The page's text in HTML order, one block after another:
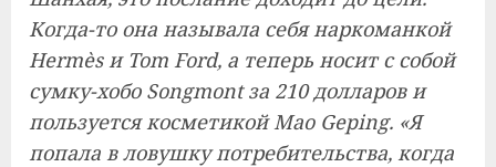
Когда-то она называла себя наркоманкой
Hermès и Tom Ford, а теперь носит с собой
сумку-хобо Songmont за 210 долларов и
пользуется косметикой Mao Geping. «Я
попала в ловушку потребительства, когда